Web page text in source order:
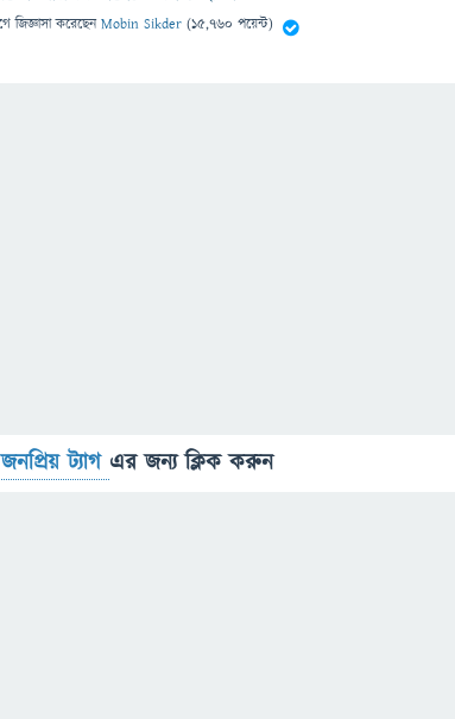
জিজ্ঞাসাকরেছেনMobin Sikder (15,760 পয়েন্ট)
জনপ্রিয় ট্যাগ এর জন্য ক্লিক করুন